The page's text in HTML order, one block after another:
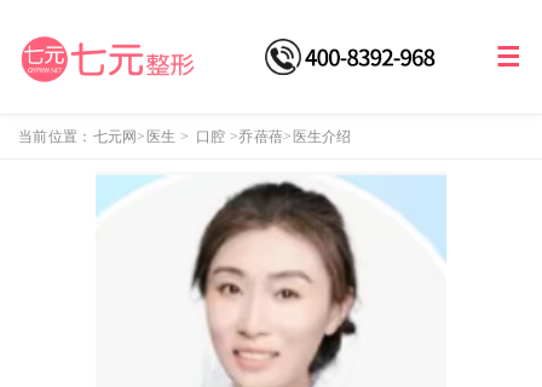
当前位置： 七元网>医生 > 口腔 >乔蓓蓓>医生介绍